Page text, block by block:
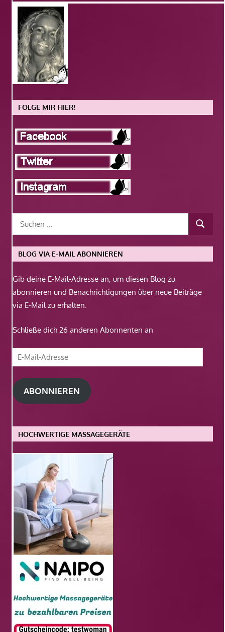
FOLGE MIR HIER!
BLOG VIA E-MAIL ABONNIEREN
Gib deine E-Mail-Adresse an, um diesen Blog zu
abonnieren und Benachrichtigungen über neue Beiträge
via E-Mail zu erhalten.
Schließe dich 26 anderen Abonnenten an
E-
Mail-
Adresse
ABONNIEREN
HOCHWERTIGE MASSAGEGERÄTE